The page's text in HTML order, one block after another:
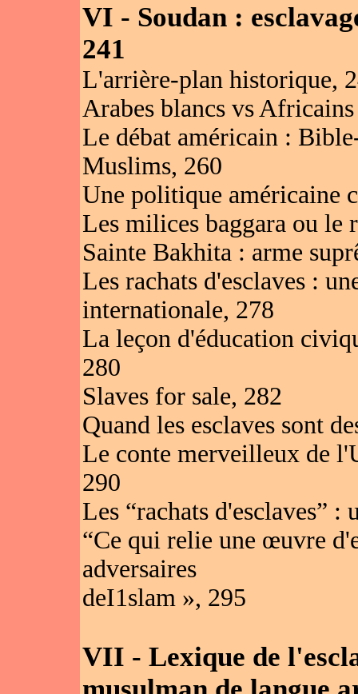
VI - Soudan :
241
L'arrière-plan historique,
Arabes blancs vs
Le débat américain :
Muslims, 260
Une politique américaine
Les milices baggara ou le
Sainte Bakhita : arme
Les rachats d'esclaves :
internationale, 278
La leçon d'éducation
280
Slaves for sale, 282
Quand les esclaves sont
Le conte merveilleux de
290
Les “rachats d'esclaves”
“Ce qui relie une œuvre
adversaires
deI1slam », 295
VII - Lexique de